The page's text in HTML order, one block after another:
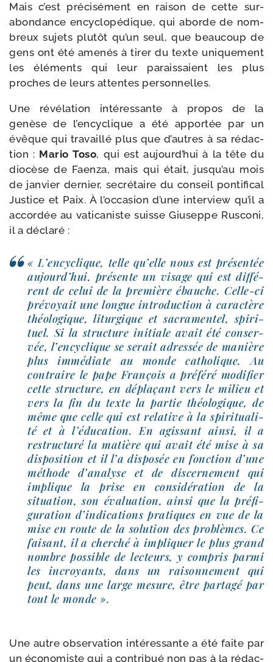
Mais c’est pré­ci­sé­ment en rai­son de cette sur­
abon­dance ency­clo­pé­dique, qui aborde de nom­
breux sujets plu­tôt qu’un seul, que beau­coup de
gens ont été ame­nés à tirer du texte uni­que­ment
les élé­ments qui leur parais­saient les plus
proches de leurs attentes personnelles.
Une révé­la­tion inté­res­sante à pro­pos de la
genèse de l’en­cy­clique a été appor­tée par un
évêque qui tra­vaillé plus que d’autres à sa rédac­
tion : Mario Toso, qui est aujourd’hui à la tête du
dio­cèse de Faenza, mais qui était, jusqu’au mois
de jan­vier der­nier, secré­taire du conseil pon­ti­fi­cal
Justice et Paix. À l’occasion d’une inter­view qu’il a
accor­dée au vati­ca­niste suisse Giuseppe Rusconi,
il a déclaré :
« L’encyclique, telle qu’elle nous est pré­sen­tée
aujourd’hui, pré­sente un visage qui est dif­fé­
rent de celui de la pre­mière ébauche. Celle-​ci
pré­voyait une longue intro­duc­tion à carac­tère
théo­lo­gique, litur­gique et sacra­men­tel, spi­ri­
tuel. Si la struc­ture ini­tiale avait été conser­
vée, l’encyclique se serait adres­sée de manière
plus immé­diate au monde catho­lique. Au
contraire le pape François a pré­fé­ré modi­fier
cette struc­ture, en dépla­çant vers le milieu et
vers la fin du texte la par­tie théo­lo­gique, de
même que celle qui est rela­tive à la spi­ri­tua­li­
té et à l’éducation. En agis­sant ain­si, il a
restruc­tu­ré la matière qui avait été mise à sa
dis­po­si­tion et il l’a dis­po­sée en fonc­tion d’une
méthode d’analyse et de dis­cer­ne­ment qui
implique la prise en consi­dé­ra­tion de la
situa­tion, son éva­lua­tion, ain­si que la pré­fi­
gu­ra­tion d’indications pra­tiques en vue de la
mise en route de la solu­tion des pro­blèmes. Ce
fai­sant, il a cher­ché à impli­quer le plus grand
nombre pos­sible de lec­teurs, y com­pris par­mi
les incroyants, dans un rai­son­ne­ment qui
peut, dans une large mesure, être par­ta­gé par
tout le monde ».
Une autre obser­va­tion inté­res­sante a été faite par
un éco­no­miste qui a contri­bué non pas à la rédac­